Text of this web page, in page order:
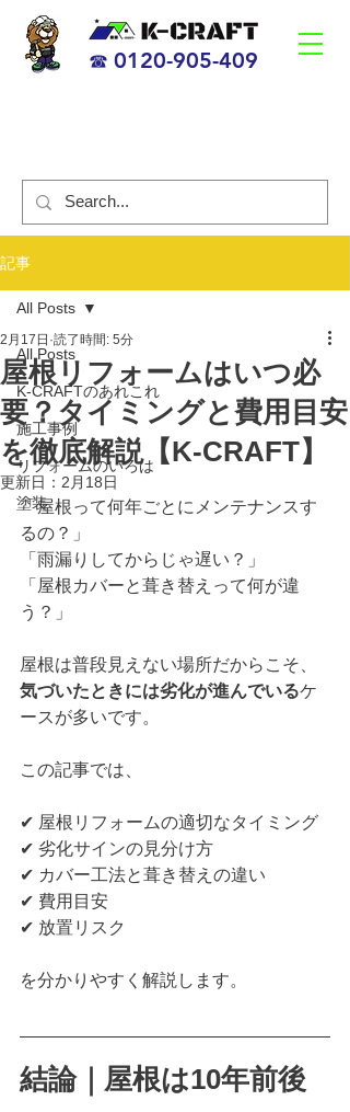
☎ 0120-905-409
記事
All Posts
K-CRAFTのあれこれ
施工事例
リフォームのいろは
塗装
All Posts
屋根リフォームはいつ必
要？タイミングと費用目安
を徹底解説【K-CRAFT】
2月17日 読了時間: 5分
更新日： 2月18日
「屋根って何年ごとにメンテナンスす
るの？」
「雨漏りしてからじゃ遅い？」
「屋根カバーと葺き替えって何が違
う？」
屋根は普段見えない場所だからこそ、
気づいたときには劣化が進んでいるケ
ースが多いです。
この記事では、
✔ 屋根リフォームの適切なタイミング
✔ 劣化サインの見分け方
✔ カバー工法と葺き替えの違い
✔ 費用目安
✔ 放置リスク
を分かりやすく解説します。
結論｜屋根は10年前後